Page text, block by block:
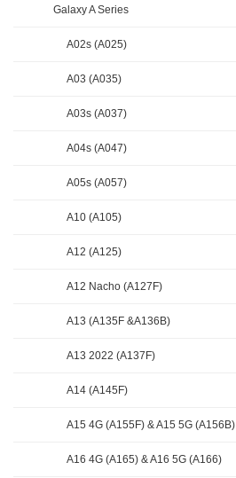
Galaxy A Series
A02s (A025)
A03 (A035)
A03s (A037)
A04s (A047)
A05s (A057)
A10 (A105)
A12 (A125)
A12 Nacho (A127F)
A13 (A135F &A136B)
A13 2022 (A137F)
A14 (A145F)
A15 4G (A155F) & A15 5G (A156B)
A16 4G (A165) & A16 5G (A166)